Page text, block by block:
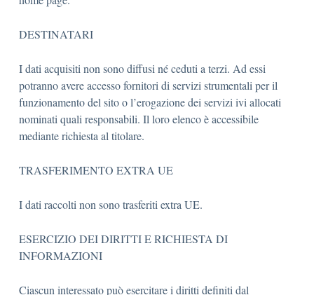
DESTINATARI
I dati acquisiti non sono diffusi né ceduti a terzi. Ad essi
potranno avere accesso fornitori di servizi strumentali per il
funzionamento del sito o l’erogazione dei servizi ivi allocati
nominati quali responsabili. Il loro elenco è accessibile
mediante richiesta al titolare.
TRASFERIMENTO EXTRA UE
I dati raccolti non sono trasferiti extra UE.
ESERCIZIO DEI DIRITTI E RICHIESTA DI
INFORMAZIONI
Ciascun interessato può esercitare i diritti definiti dal